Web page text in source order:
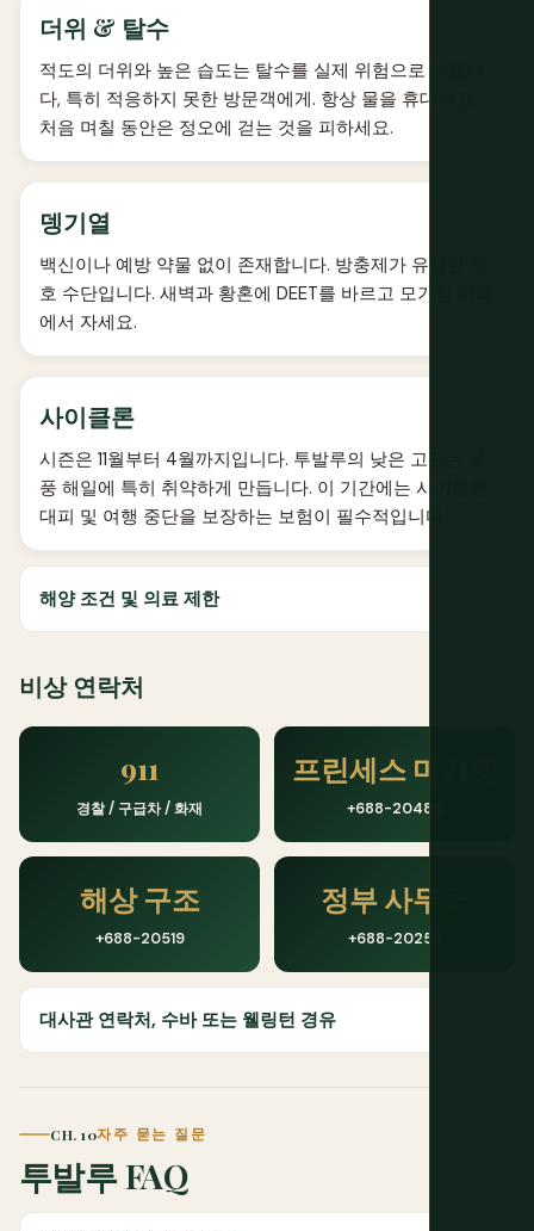
더위 & 탈수
적도의 더위와 높은 습도는 탈수를 실제 위험으로 만듭니
다, 특히 적응하지 못한 방문객에게. 항상 물을 휴대하고,
처음 며칠 동안은 정오에 걷는 것을 피하세요.
뎅기열
백신이나 예방 약물 없이 존재합니다. 방충제가 유일한 보
호 수단입니다. 새벽과 황혼에 DEET를 바르고 모기장 아래
에서 자세요.
사이클론
시즌은 11월부터 4월까지입니다. 투발루의 낮은 고도는 폭
풍 해일에 특히 취약하게 만듭니다. 이 기간에는 사이클론
대피 및 여행 중단을 보장하는 보험이 필수적입니다.
해양 조건 및 의료 제한
비상 연락처
911
경찰 / 구급차 / 화재
프린세스 마가렛
+688-20480
해상 구조
+688-20519
정부 사무국
+688-20255
대사관 연락처, 수바 또는 웰링턴 경유
CH. 10자주 묻는 질문
투발루 FAQ